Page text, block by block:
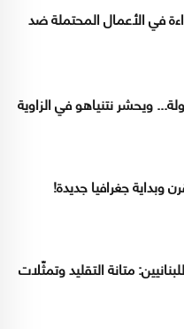
في الأعمال المحتملة ضد
ويحشر نتنياهو في الزاوية
وبداية جغرافيا جديدة!
متانة التقليد وتمثّلات